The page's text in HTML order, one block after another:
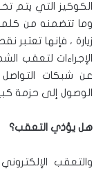
الكوكيز التي يتم
وما تتضمنه من
زيارة ، فإنها تعتبر
الإجراءات لتعقب
عن شبكات
الوصول إلى حزمة
هل يؤذي التعقب؟
والتعقب